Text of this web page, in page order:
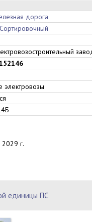
дорога
электровозы
г.
единицы ПС